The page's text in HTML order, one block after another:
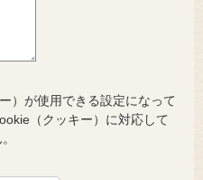
）が使用できる設定になって
（クッキー）に対応して